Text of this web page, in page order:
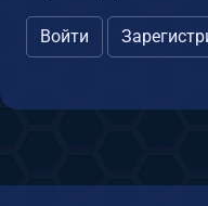
Войти